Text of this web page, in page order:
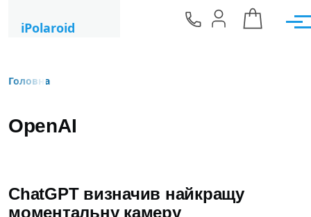
iPolaroid
Рядок навіґації
Головна
OpenAI
ChatGPT визначив найкращу
моментальну камеру